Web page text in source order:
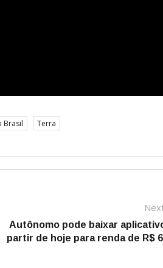
Brasil Terra
Autônomo pode baixar
partir de hoje para renda de R$